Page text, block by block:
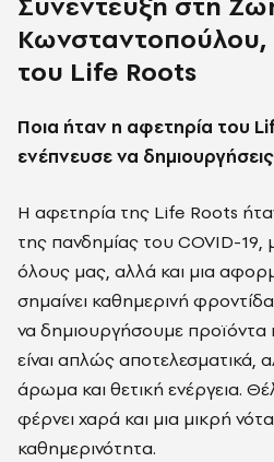
Κωνσταντοπούλου,
του Life Roots
Ποια ήταν η αφετηρία του
ενέπνευσε να
Η αφετηρία της Life Roots
της πανδημίας του COVID-19,
όλους μας, αλλά και μια
σημαίνει καθημερινή
να δημιουργήσουμε προϊόντα
είναι απλώς αποτελεσματικά,
άρωμα και θετική ενέργεια.
φέρνει χαρά και μια μικρή
καθημερινότητα.